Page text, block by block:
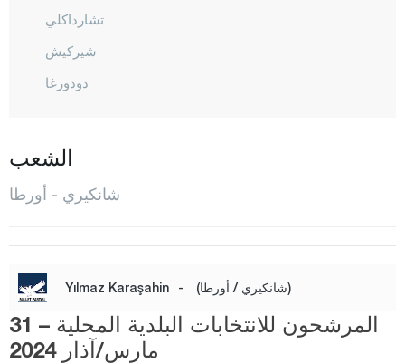
تشارداكلي
شيركيش
دودورغا
إيلغاز
كيزيل إيرماك
كورشونلو
المركز
أورطا
الشعب
شانكيري - أورطا
Yılmaz Karaşahin - (شانكيري / أورطا)
المرشحون للانتخابات البلدية المحلية – 31
مارس/آذار 2024